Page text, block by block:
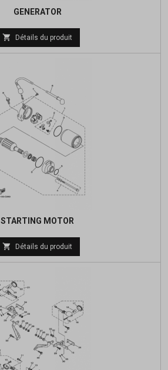
GENERATOR
Prix
de
 Détails du produit
STARTING MOTOR
Prix
de
 Détails du produit